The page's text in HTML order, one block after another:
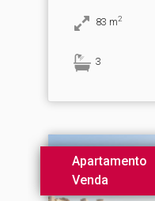
83 m2
3
Apartamento
Venda